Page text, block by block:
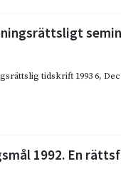
tidskrift 1993 6,
1992. En